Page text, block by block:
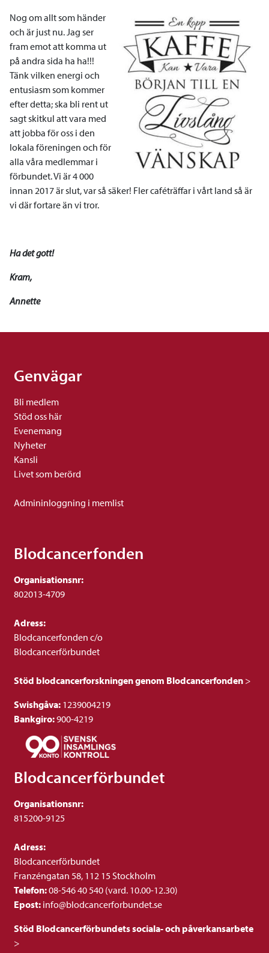
Nog om allt som händer
och är just nu. Jag ser
fram emot att komma ut
på andra sida ha ha!!!
Tänk vilken energi och
entusiasm som kommer
efter detta; ska bli rent ut
sagt skitkul att vara med
att jobba för oss i den
lokala föreningen och för
alla våra medlemmar i
förbundet. Vi är 4 000
innan 2017 är slut, var så säker! Fler caféträffar i vårt land så är
vi där fortare än vi tror.
Ha det gott!
Kram,
Annette
Genvägar
Bli medlem
Stöd oss här
Evenemang
Nyheter
Kansli
Livet som berörd
Admininloggning i memlist
Blodcancerfonden
Organisationsnr:
802013-4709
Adress:
Blodcancerfonden c/o
Blodcancerförbundet
Stöd blodcancerforskningen genom Blodcancerfonden >
Swishgåva: 1239004219
Bankgiro:900-4219
Blodcancerförbundet
Organisationsnr:
815200-9125
Adress:
Blodcancerförbundet
Franzéngatan 58, 112 15 Stockholm
Telefon:08-546 40 540 (vard. 10.00-12.30)
Epost: info@blodcancerforbundet.se
Stöd Blodcancerförbundets sociala- och påverkansarbete
>